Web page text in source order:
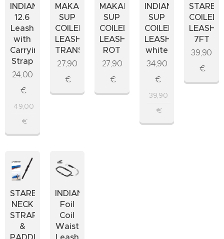
INDIANA
12.6
Leash
with
Carrying
Strap
24,00
€
49,00
€
MAKAIO
SUP
COILED
LEASH
TRANSPARENT
27,90
€
MAKAIO
SUP
COILED
LEASH
ROT
27,90
€
INDIANA
SUP
COILED
LEASH
white
34,90
€
39,90
€
COILED
LEASH
7FT
39,90
€
STARBOARD
NECK
STRAP
&
INDIANA
Foil
Coil
Waist